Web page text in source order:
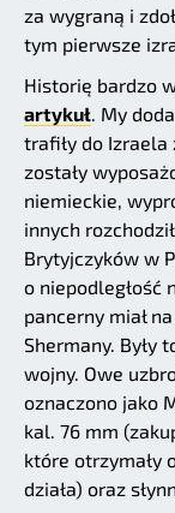
za wygraną i
tym pierwsze
Historię bardzo
artykuł. My
trafiły do Izraela
zostały
niemieckie,
innych
Brytyjczyków w
o niepodległość
pancerny miał
Shermany. Były
wojny. Owe
oznaczono jako
kal. 76 mm
które otrzymały
działa) oraz